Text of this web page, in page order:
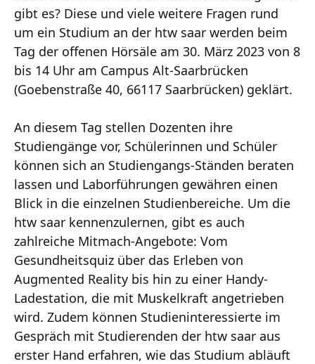
gibt es? Diese und viele weitere Fragen rund
um ein Studium an der htw saar werden beim
Tag der offenen Hörsäle am 30. März 2023 von 8
bis 14 Uhr am Campus Alt-Saarbrücken
(Goebenstraße 40, 66117 Saarbrücken) geklärt.
An diesem Tag stellen Dozenten ihre
Studiengänge vor, Schülerinnen und Schüler
können sich an Studiengangs-Ständen beraten
lassen und Laborführungen gewähren einen
Blick in die einzelnen Studienbereiche. Um die
htw saar kennenzulernen, gibt es auch
zahlreiche Mitmach-Angebote: Vom
Gesundheitsquiz über das Erleben von
Augmented Reality bis hin zu einer Handy-
Ladestation, die mit Muskelkraft angetrieben
wird. Zudem können Studieninteressierte im
Gespräch mit Studierenden der htw saar aus
erster Hand erfahren, wie das Studium abläuft